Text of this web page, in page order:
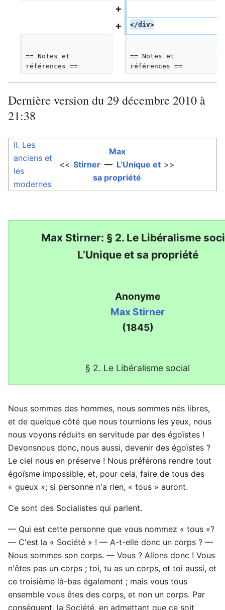
</div>
== Notes et
références ==
== Notes et
références ==
Dernière version du 29 décembre 2010 à
21:38
II. Les
anciens et
les
modernes
<<
Max
Stirner — L’Unique et
sa propriété
>>
Max Stirner: § 2. Le Libéralisme
L’Unique et sa propriété
Anonyme
Max Stirner
(1845)
§ 2. Le Libéralisme social
Nous sommes des hommes, nous sommes nés libres,
et de quelque côté que nous tournions les yeux, nous
nous voyons réduits en servitude par des égoïstes !
Devonsnous donc, nous aussi, devenir des égoïstes ?
Le ciel nous en préserve ! Nous préférons rendre tout
égoïsme impossible, et, pour cela, faire de tous des
« gueux »; si personne n'a rien, « tous » auront.
Ce sont des Socialistes qui parlent.
— Qui est cette personne que vous nommez « tous »?
— C'est la « Société » ! — A-t-elle donc un corps ? —
Nous sommes son corps. — Vous ? Allons donc ! Vous
n'êtes pas un corps ; toi, tu as un corps, et toi aussi, et
ce troisième là-bas également ; mais vous tous
ensemble vous êtes des corps, et non un corps. Par
conséquent, la Société, en admettant que ce soit